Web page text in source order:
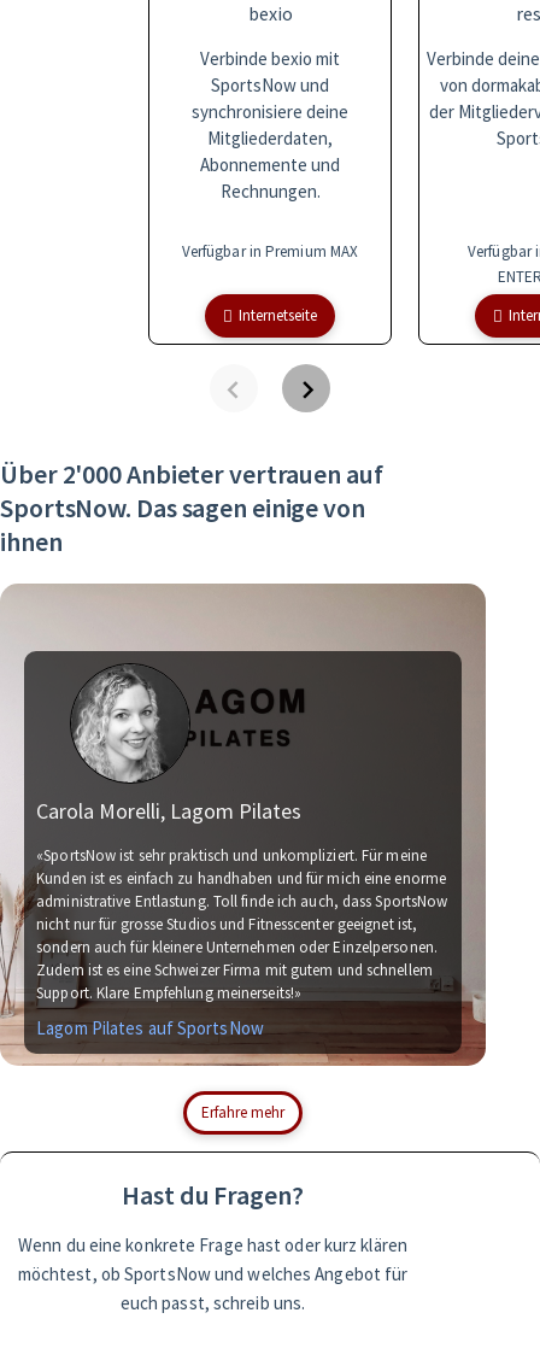
bexio
Verbinde bexio mit
SportsNow und
synchronisiere deine
Mitgliederdaten,
Abonnemente und
Rechnungen.
Verfügbar in Premium MAX
Internetseite
Verbinde
von
der
Verfügbar
Über 2'000 Anbieter vertrauen auf
SportsNow. Das sagen einige von
ihnen
Carola Morelli, Lagom Pilates
«SportsNow ist sehr praktisch und unkompliziert. Für meine
Kunden ist es einfach zu handhaben und für mich eine enorme
administrative Entlastung. Toll finde ich auch, dass SportsNow
nicht nur für grosse Studios und Fitnesscenter geeignet ist,
sondern auch für kleinere Unternehmen oder Einzelpersonen.
Zudem ist es eine Schweizer Firma mit gutem und schnellem
Support. Klare Empfehlung meinerseits!»
Lagom Pilates auf SportsNow
Erfahre mehr
Hast du Fragen?
Wenn du eine konkrete Frage hast oder kurz klären
möchtest, ob SportsNow und welches Angebot für
euch passt, schreib uns.